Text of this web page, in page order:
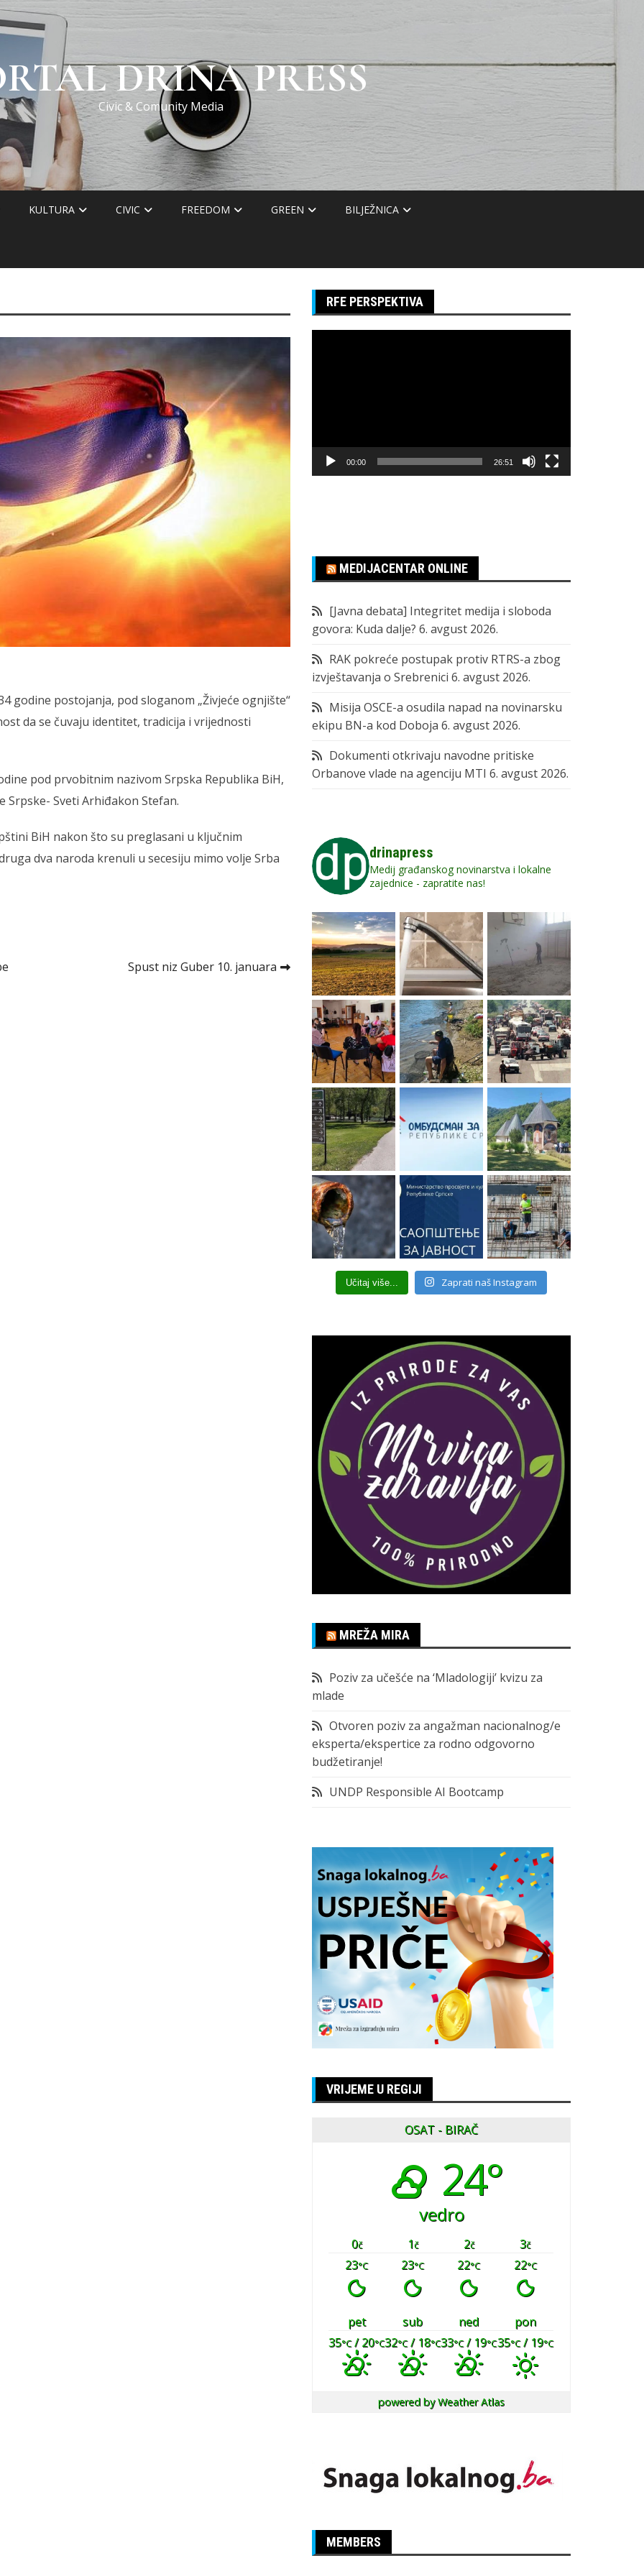
DRINA PRESS
Civic & Comunity Media
KULTURA CIVIC FREEDOM GREEN BILJEŽNICA
godine postojanja, pod sloganom „Živjeće ognjište“
da se čuvaju identitet, tradicija i vrijednosti
pod prvobitnim nazivom Srpska Republika BiH,
Srpske- Sveti Arhiđakon Stefan.
BiH nakon što su preglasani u ključnim
dva naroda krenuli u secesiju mimo volje Srba
Spust niz Guber 10. januara
RFE PERSPEKTIVA
00:00 26:51
MEDIJACENTAR ONLINE
[Javna debata] Integritet medija i sloboda
govora: Kuda dalje? 6. avgust 2026.
RAK pokreće postupak protiv RTRS-a zbog
izvještavanja o Srebrenici 6. avgust 2026.
Misija OSCE-a osudila napad na novinarsku
ekipu BN-a kod Doboja 6. avgust 2026.
Dokumenti otkrivaju navodne pritiske
Orbanove vlade na agenciju MTI 6. avgust 2026.
drinapress
Medij građanskog novinarstva i lokalne
zajednice - zapratite nas!
Učitaj više... Zaprati naš Instagram
MREŽA MIRA
Poziv za učešće na ‘Mladologiji’ kvizu za
mlade
Otvoren poziv za angažman nacionalnog/e
eksperta/ekspertice za rodno odgovorno
budžetiranje!
UNDP Responsible AI Bootcamp
VRIJEME U REGIJI
OSAT - BIRAČ
24°
vedro
0č 1č 2č 3č
23°C 23°C 22°C 22°C
pet sub ned
pon
35°C/ 20°C32°C/ 18°C33°C/ 19°C35°C/ 19°C
powered byWeather Atlas
MEMBERS